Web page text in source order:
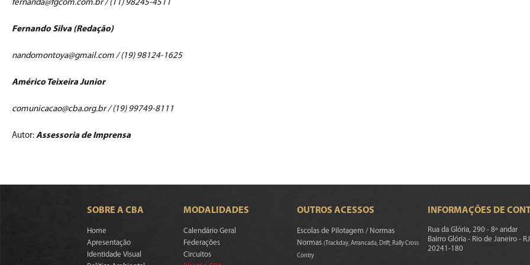
fernanda@fgcom.com.br / (11) 98245-4511
Fernando Silva (Redação)
nandomontoya@gmail.com / (19) 98124-1625
Américo Teixeira Junior
comunicacao@cba.org.br / (19) 99749-8111
Autor: Assessoria de Imprensa
SOBRE A CBA
Home
Apresentação
Identidade Visual
MODALIDADES
Calendário Geral
Federações
Circuitos
OUTROS ACESSOS
Escolas de Pilotagem / Normas
Normas(Trackday, Arrancada, Drift, Rally Cross
Contry
INFORMAÇÕES DE
Rua da Glória, 290 - 8º andar
Bairro Glória - Rio de Janeiro - RJ
20241-180